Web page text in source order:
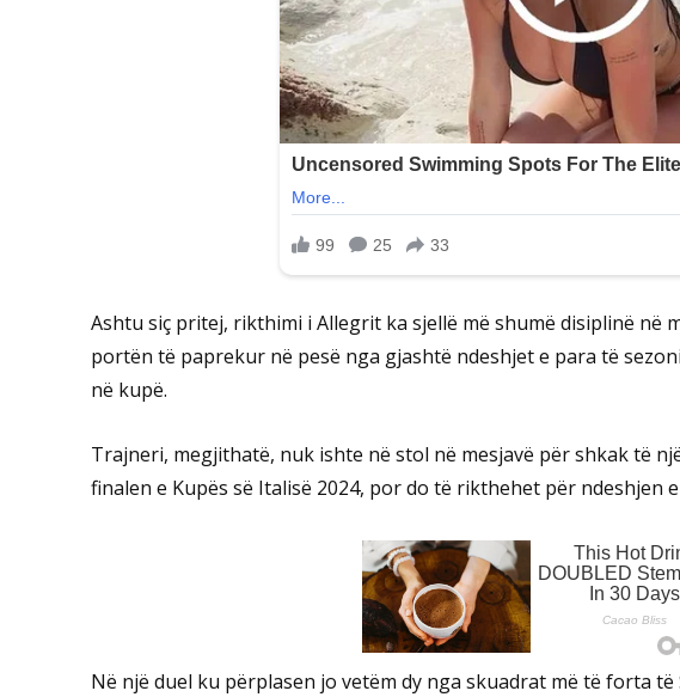
Ashtu siç pritej, rikthimi i Allegrit ka sjellë më shumë disiplinë në
portën të paprekur në pesë nga gjashtë ndeshjet e para të
në kupë.
Trajneri, megjithatë, nuk ishte në stol në mesjavë për shkak të
finalen e Kupës së Italisë 2024, por do të rikthehet për ndeshjen
Në një duel ku përplasen jo vetëm dy nga skuadrat më të forta